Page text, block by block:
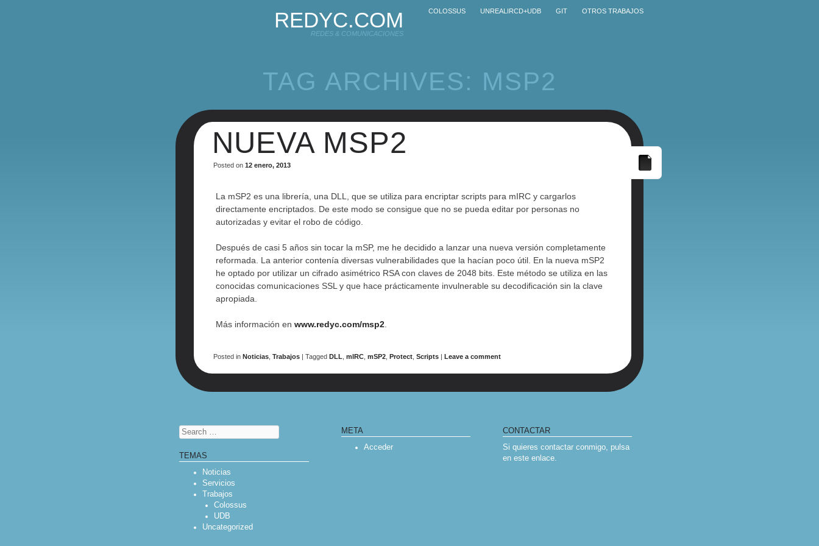
REDYC.COM
REDES & COMUNICACIONES
COLOSSUS UNREALIRCD+UDB GIT OTROS TRABAJOS
TAG ARCHIVES: MSP2
NUEVA MSP2
Posted on12 enero, 2013
La mSP2 es una librería, una DLL, que se utiliza para encriptar scripts para mIRC y cargarlos
directamente encriptados. De este modo se consigue que no se pueda editar por personas no
autorizadas y evitar el robo de código.
Después de casi 5 años sin tocar la mSP, me he decidido a lanzar una nueva versión completamente
reformada. La anterior contenía diversas vulnerabilidades que la hacían poco útil. En la nueva mSP2
he optado por utilizar un cifrado asimétrico RSA con claves de 2048 bits. Este método se utiliza en las
conocidas comunicaciones SSL y que hace prácticamente invulnerable su decodificación sin la clave
apropiada.
Más información enwww.redyc.com/msp2.
Posted inNoticias ,Trabajos |TaggedDLL ,mIRC ,mSP2 ,Protect ,Scripts |Leave a comment
Search
TEMAS
Noticias
Servicios
Trabajos
Colossus
UDB
Uncategorized
META
Acceder
CONTACTAR
Si quieres contactar conmigo, pulsa
en este enlace.